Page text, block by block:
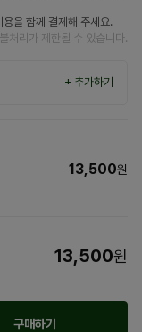
을 함께 결제해 주세요.
처리가 제한될 수 있습니다.
+ 추가하기
13,500원
13,500원
구매하기